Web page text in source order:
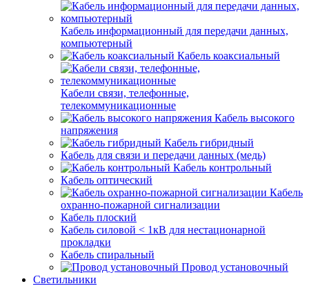
Кабель информационный для передачи данных,
компьютерный
Кабель коаксиальный
Кабели связи, телефонные,
телекоммуникационные
Кабель высокого
напряжения
Кабель гибридный
Кабель для связи и передачи данных (медь)
Кабель контрольный
Кабель оптический
Кабель
охранно-пожарной сигнализации
Кабель плоский
Кабель силовой < 1кВ для нестационарной
прокладки
Кабель спиральный
Провод установочный
Светильники